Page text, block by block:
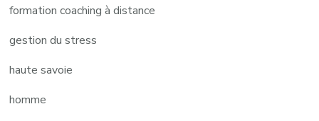
formation coaching à distance
gestion du stress
haute savoie
homme